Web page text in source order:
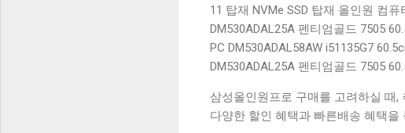
11 탑재 NVMe SSD 탑재 올인원 컴
DM530ADAL25A 펜티엄골드 7505
PC DM530ADAL58AW i51135G7
DM530ADAL25A 펜티엄골드 7505
삼성올인원프로 구매를 고려하실 때,
다양한 할인 혜택과 빠른배송 혜택